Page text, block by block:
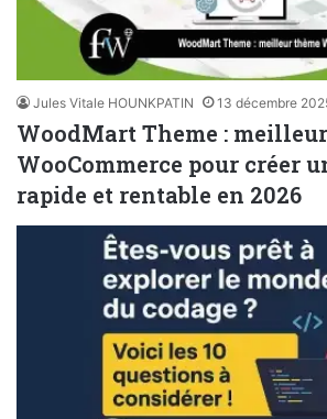
Jules Vitale HOUNKPATIN 13 décembre
WoodMart Theme :
WooCommerce pour créer
rapide et rentable en 2026